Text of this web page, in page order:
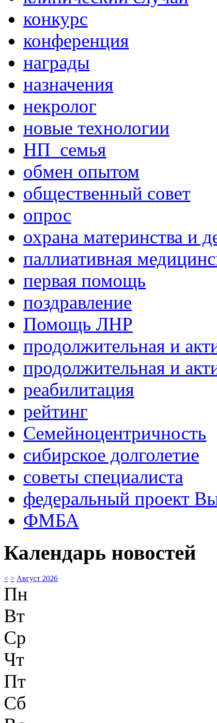
конкурс
конференция
награды
назначения
некролог
новые технологии
НП_семья
обмен опытом
общественный совет
опрос
охрана материнства и
паллиативная
первая помощь
поздравление
Помощь ЛНР
продолжительная и
продолжительная и
реабилитация
рейтинг
Семейноцентричность
сибирское долголетие
советы специалиста
федеральный проект
ФМБА
Календарь новостей
< > Август 2026
Пн
Вт
Ср
Чт
Пт
Сб